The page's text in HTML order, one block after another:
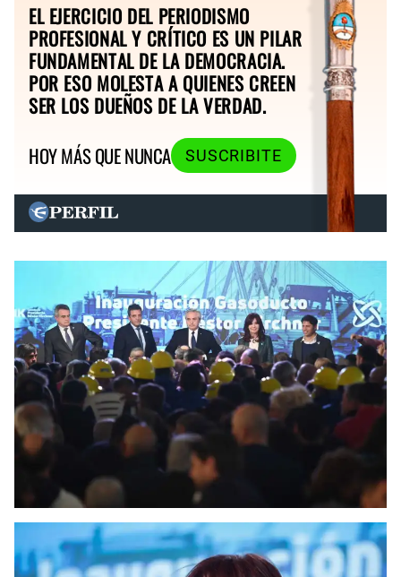
EL EJERCICIO DEL PERIODISMO
PROFESIONAL Y CRÍTICO ES UN PILAR
FUNDAMENTAL DE LA DEMOCRACIA.
POR ESO MOLESTA A QUIENES CREEN
SER LOS DUEÑOS DE LA VERDAD.
HOY MÁS QUE NUNCA
SUSCRIBITE